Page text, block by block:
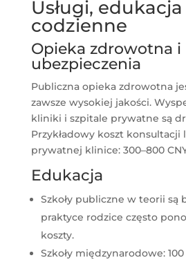
Usługi,
codzienne
Opieka zdrowotna i
ubezpieczenia
Publiczna opieka zdrowotna
zawsze wysokiej jakości.
kliniki i szpitale prywatne są
Przykładowy koszt konsultacji
prywatnej klinice: 300–800
Edukacja
Szkoły publiczne w teorii są
praktyce rodzice często
koszty.
Szkoły międzynarodowe: